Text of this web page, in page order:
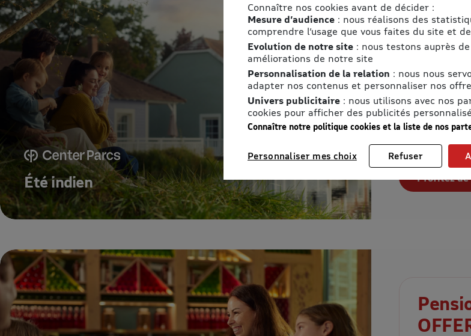
Été indien
Votre
Plus
Des
Détails et
Profitez de
Connaître nos cookies avant de décider :
Mesure d’audience : nous réalisons des
comprendre l’usage que vous faites du site et
Evolution de notre site : nous testons auprès
améliorations de notre site
Personnalisation de la relation : nous nous
adapter nos contenus et personnaliser nos
Univers publicitaire : nous utilisons avec nos
cookies pour afficher des publicités
Connaître notre politique cookies et la liste de nos
Personnaliser mes choix Refuser